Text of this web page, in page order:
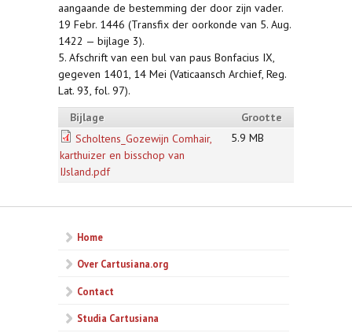
aangaande de bestemming der door zijn vader.
19 Febr. 1446 (Transfix der oorkonde van 5. Aug.
1422 — bijlage 3).
5. Afschrift van een bul van paus Bonfacius IX,
gegeven 1401, 14 Mei (Vaticaansch Archief, Reg.
Lat. 93, fol. 97).
Bijlage
Grootte
Scholtens_Gozewijn Comhair,
karthuizer en bisschop van
IJsland.pdf
5.9 MB
Home
Over Cartusiana.org
Contact
Studia Cartusiana